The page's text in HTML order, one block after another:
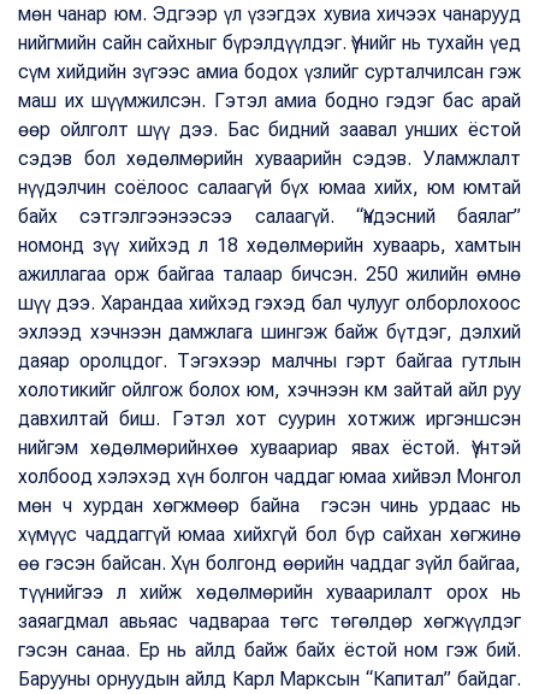
мөн чанар юм. Эдгээр үл үзэгдэх хувиа хичээх чанарууд
нийгмийн сайн сайхныг бүрэлдүүлдэг. Үүнийг нь тухайн үед
сүм хийдийн зүгээс амиа бодох үзлийг сурталчилсан гэж
маш их шүүмжилсэн. Гэтэл амиа бодно гэдэг бас арай
өөр ойлголт шүү дээ. Бас бидний заавал унших ёстой
сэдэв бол хөдөлмөрийн хуваарийн сэдэв. Уламжлалт
нүүдэлчин соёлоос салаагүй бүх юмаа хийх, юм юмтай
байх сэтгэлгээнээсээ салаагүй. “Үндэсний баялаг”
номонд зүү хийхэд л 18 хөдөлмөрийн хуваарь, хамтын
ажиллагаа орж байгаа талаар бичсэн. 250 жилийн өмнө
шүү дээ. Харандаа хийхэд гэхэд бал чулууг олборлохоос
эхлээд хэчнээн дамжлага шингэж байж бүтдэг, дэлхий
даяар оролцдог. Тэгэхээр малчны гэрт байгаа гутлын
холотикийг ойлгож болох юм, хэчнээн км зайтай айл руу
давхилтай биш. Гэтэл хот суурин хотжиж иргэншсэн
нийгэм хөдөлмөрийнхөө хуваариар явах ёстой. Үүнтэй
холбоод хэлэхэд хүн болгон чаддаг юмаа хийвэл Монгол
мөн ч хурдан хөгжмөөр байна гэсэн чинь урдаас нь
хүмүүс чаддаггүй юмаа хийхгүй бол бүр сайхан хөгжинө
өө гэсэн байсан. Хүн болгонд өөрийн чаддаг зүйл байгаа,
түүнийгээ л хийж хөдөлмөрийн хуваарилалт орох нь
заяагдмал авьяас чадвараа төгс төгөлдөр хөгжүүлдэг
гэсэн санаа. Ер нь айлд байж байх ёстой ном гэж бий.
Барууны орнуудын айлд Карл Марксын “Капитал” байдаг.